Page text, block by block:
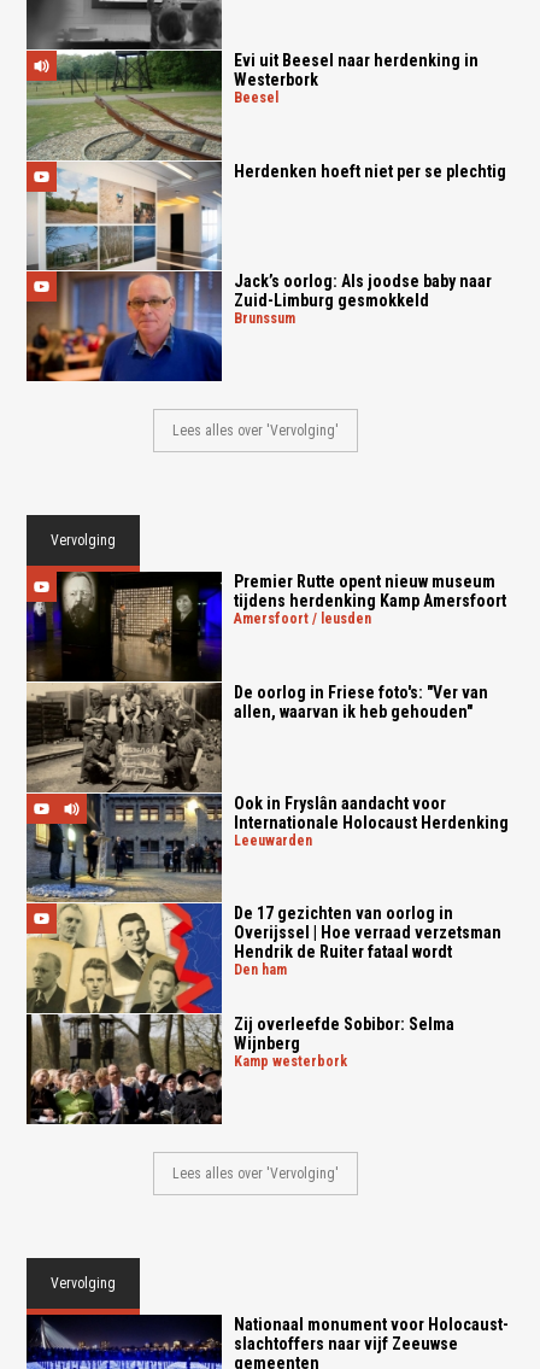
Evi uit Beesel naar herdenking in
Westerbork
beesel
Herdenken hoeft niet per se plechtig
Jack’s oorlog: Als joodse baby naar
Zuid-Limburg gesmokkeld
brunssum
Lees alles over 'Vervolging'
Vervolging
Premier Rutte opent nieuw museum
tijdens herdenking Kamp Amersfoort
amersfoort / leusden
De oorlog in Friese foto's: "Ver van
allen, waarvan ik heb gehouden"
Ook in Fryslân aandacht voor
Internationale Holocaust Herdenking
leeuwarden
De 17 gezichten van oorlog in
Overijssel | Hoe verraad verzetsman
Hendrik de Ruiter fataal wordt
den ham
Zij overleefde Sobibor: Selma
Wijnberg
kamp westerbork
Lees alles over 'Vervolging'
Vervolging
Nationaal monument voor Holocaust-
slachtoffers naar vijf Zeeuwse
gemeenten